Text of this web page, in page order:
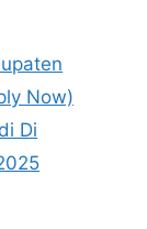
Now)
Di